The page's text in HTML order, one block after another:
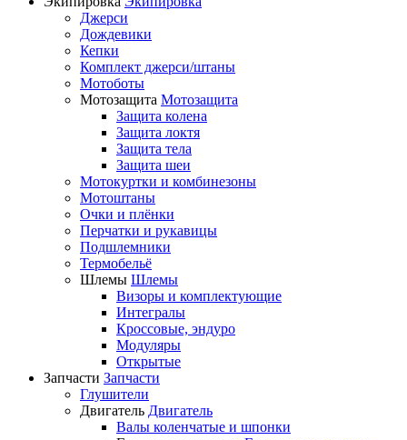
Джерси
Дождевики
Кепки
Комплект джерси/штаны
Мотоботы
Мотозащита Мотозащита
Защита колена
Защита локтя
Защита тела
Защита шеи
Мотокуртки и комбинезоны
Мотоштаны
Очки и плёнки
Перчатки и рукавицы
Подшлемники
Термобельё
Шлемы Шлемы
Визоры и комплектующие
Интегралы
Кроссовые, эндуро
Модуляры
Открытые
Запчасти Запчасти
Глушители
Двигатель Двигатель
Валы коленчатые и шпонки